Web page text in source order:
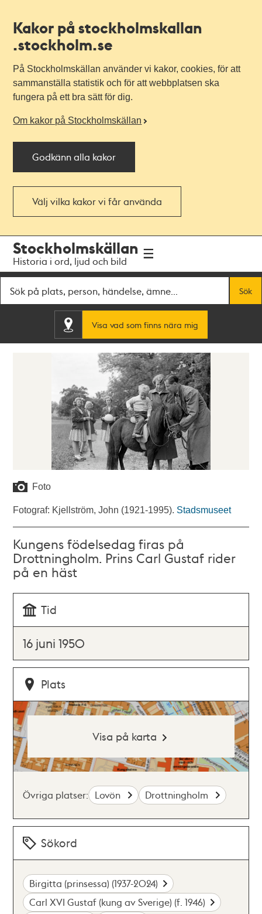
Kakor på stockholmskallan
.stockholm.se
På Stockholmskällan använder vi kakor, cookies, för att
sammanställa statistik och för att webbplatsen ska
fungera på ett bra sätt för dig.
Om kakor på Stockholmskällan
Godkänn alla kakor
Välj vilka kakor vi får använda
navigationen
huvudinnehållet
Stockholmskällan
Historia i ord, ljud och bild
Sök
Visa vad som finns nära mig
Foto
Fotograf: Kjellström, John (1921-1995). Stadsmuseet
Kungens födelsedag firas på
Drottningholm. Prins Carl Gustaf rider
på en häst
Tid
16 juni 1950
Plats
Visa på karta
Övriga platser: Lovön Drottningholm
Sökord
Birgitta (prinsessa) (1937-2024)
Carl XVI Gustaf (kung av Sverige) (f. 1946)